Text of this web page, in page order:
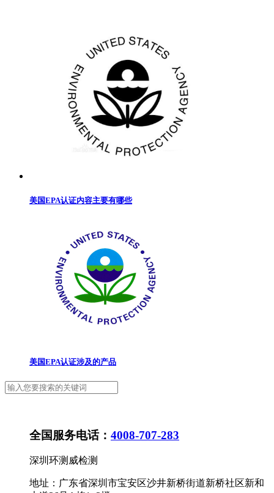
美国EPA认证内容主要有哪些
美国EPA认证涉及的产品
全国服务电话： 4008-707-283
深圳环测威检测
地址：广东省深圳市宝安区沙井新桥街道新桥社区新和